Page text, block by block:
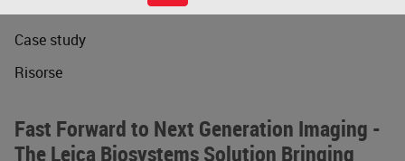
Case study
Risorse
Fast Forward to Next Generation Imaging -
The Leica Biosystems Solution Bringing